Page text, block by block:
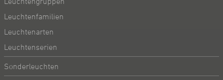
Leuchtenfamilien
Leuchtenarten
Leuchtenserien
Sonderleuchten